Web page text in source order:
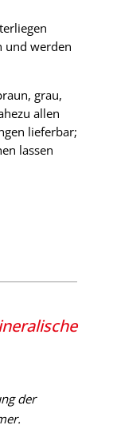
und werden
grau,
allen
lieferbar;
lassen
der